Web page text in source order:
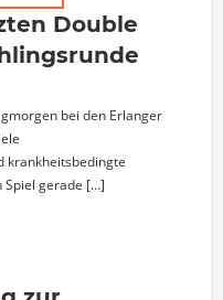
Double
bei den Erlanger
krankheitsbedingte
Spiel gerade […]